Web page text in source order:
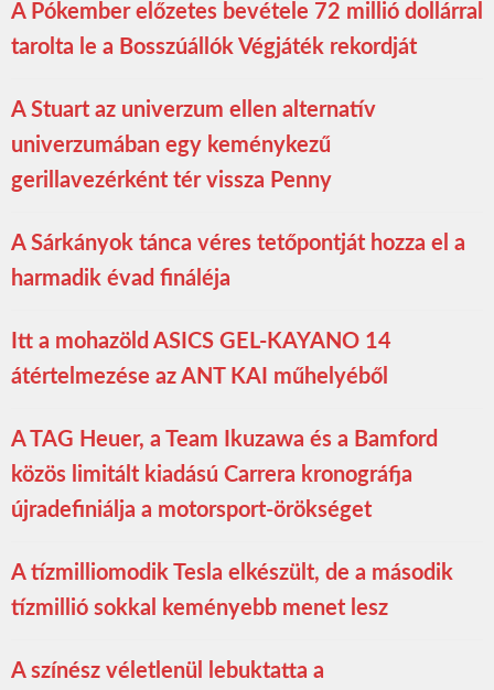
A Pókember előzetes bevétele 72 millió dollárral
tarolta le a Bosszúállók Végjáték rekordját
A Stuart az univerzum ellen alternatív
univerzumában egy keménykezű
gerillavezérként tér vissza Penny
A Sárkányok tánca véres tetőpontját hozza el a
harmadik évad fináléja
Itt a mohazöld ASICS GEL-KAYANO 14
átértelmezése az ANT KAI műhelyéből
A TAG Heuer, a Team Ikuzawa és a Bamford
közös limitált kiadású Carrera kronográfja
újradefiniálja a motorsport-örökséget
A tízmilliomodik Tesla elkészült, de a második
tízmillió sokkal keményebb menet lesz
A színész véletlenül lebuktatta a